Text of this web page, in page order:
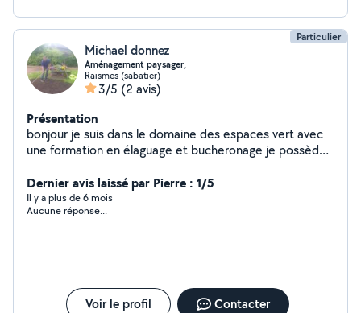
Particulier
Michael donnez
Aménagement paysager,
Raismes (sabatier)
3/5 (2 avis)
Présentation
bonjour je suis dans le domaine des espaces vert avec
une formation en élaguage et bucheronage je possède
ce domaine. je fait egalement le nettoyage a la
shampoigneuse les véhicules, les canapé et matelas et
nettoyage de terrasses au karcher
Dernier avis laissé par Pierre : 1/5
Il y a plus de 6 mois
Aucune réponse...
Voir le profil Contacter